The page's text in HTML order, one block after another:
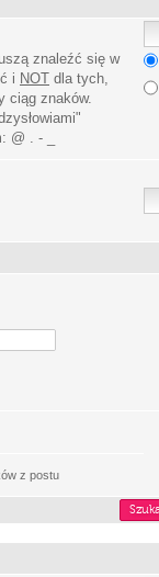
znaleźć się w
i NOT dla tych,
ciąg znaków.
"
@ . - _
z postu